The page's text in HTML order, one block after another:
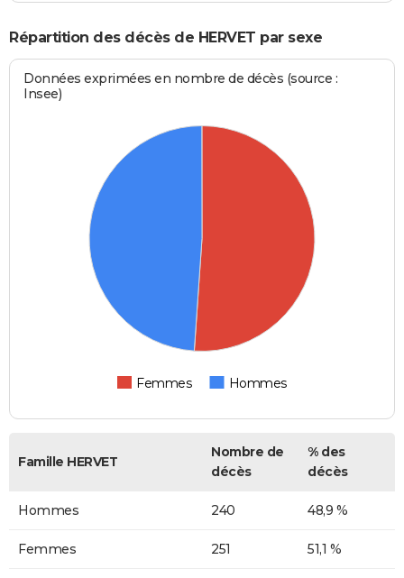
Répartition des décès de HERVET par sexe
Données exprimées en nombre de décès (source :
Insee)
Femmes Hommes
Famille HERVET
Nombre de
décès
% des
décès
Hommes 240 48,9 %
Femmes 251 51,1 %